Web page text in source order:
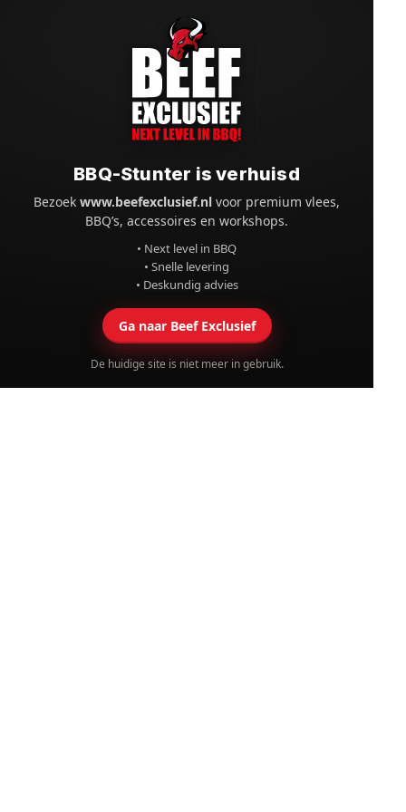
BBQ-Stunter is verhuisd
Bezoekwww.beefexclusief.nl voor premium vlees,
BBQ’s, accessoires en workshops.
• Next level in BBQ
• Snelle levering
• Deskundig advies
Ga naar Beef Exclusief
De huidige site is niet meer in gebruik.